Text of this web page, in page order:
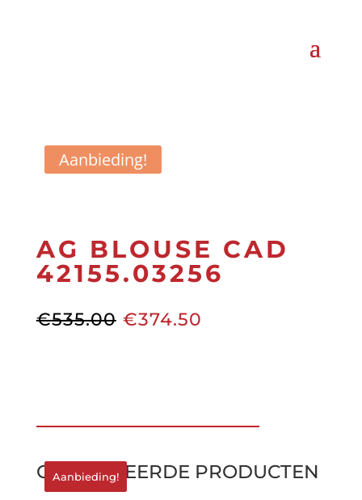
Aanbieding!
AG BLOUSE CAD
42155.03256
€535.00 Oorspronkelijke
€374.50
GERELATEERDE PRODUCTEN
Aanbieding!
Aanbieding!